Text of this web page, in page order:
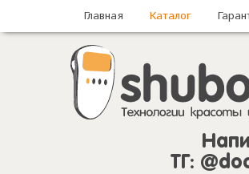
Главная Каталог
ТГ: